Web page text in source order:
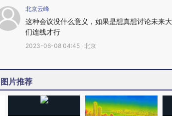
北京云峰
这种会议没什么意义，如果是想真想讨论未来
们连线才行
2023-06-08 04:45 · 北京
图片推荐